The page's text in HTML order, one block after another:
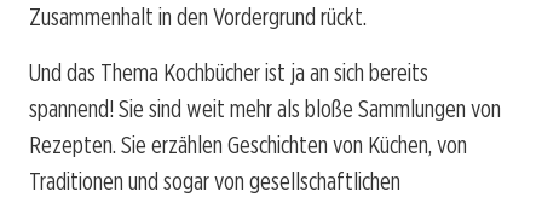
Zusammenhalt in den Vordergrund rückt.
Und das Thema Kochbücher ist ja an sich bereits
spannend! Sie sind weit mehr als bloße Sammlungen von
Rezepten. Sie erzählen Geschichten von Küchen, von
Traditionen und sogar von gesellschaftlichen